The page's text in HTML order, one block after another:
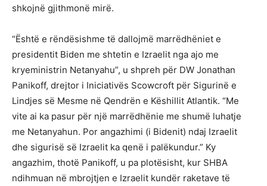
shkojnë gjithmonë mirë.
“Është e rëndësishme të dallojmë marrëdhëniet e
presidentit Biden me shtetin e Izraelit nga ajo me
kryeministrin Netanyahu”, u shpreh për DW Jonathan
Panikoff, drejtor i Iniciativës Scowcroft për Sigurinë e
Lindjes së Mesme në Qendrën e Këshillit Atlantik. “Me
vite ai ka pasur për një marrëdhënie me shumë luhatje
me Netanyahun. Por angazhimi (i Bidenit) ndaj Izraelit
dhe sigurisë së Izraelit ka qenë i palëkundur.” Ky
angazhim, thotë Panikoff, u pa plotësisht, kur SHBA
ndihmuan në mbrojtjen e Izraelit kundër raketave të